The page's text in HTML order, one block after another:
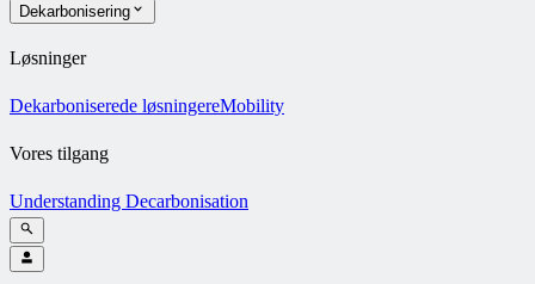
Dekarbonisering
Løsninger
Dekarboniserede løsningereMobility
Vores tilgang
Understanding Decarbonisation